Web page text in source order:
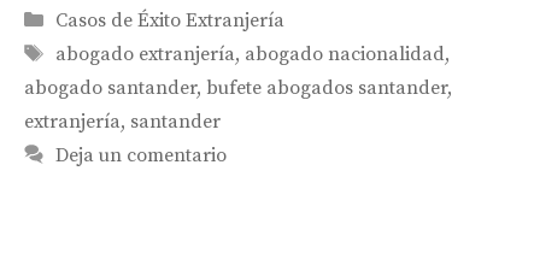
Categorías
Casos de Éxito Extranjería
Etiquetas
abogado extranjería, abogado nacionalidad,
abogado santander, bufete abogados santander,
extranjería, santander
Deja un comentario